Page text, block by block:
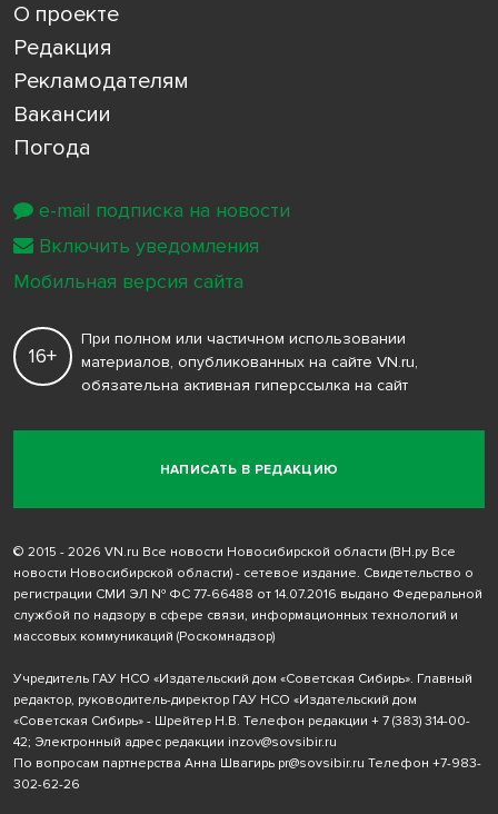
О проекте
Редакция
Рекламодателям
Вакансии
Погода
НАПИСАТЬ В РЕДАКЦИЮ
16+
При полном или частичном использовании
материалов, опубликованных на сайте VN.ru,
обязательна активная гиперссылка на сайт
© 2015 - 2026 VN.ru Все новости Новосибирской области (ВН.ру Все
новости Новосибирской области) - сетевое издание. Свидетельство о
регистрации СМИ ЭЛ № ФС 77-66488 от 14.07.2016 выдано Федеральной
службой по надзору в сфере связи, информационных технологий и
массовых коммуникаций (Роскомнадзор)
Учредитель ГАУ НСО «Издательский дом «Советская Сибирь». Главный
редактор, руководитель-директор ГАУ НСО «Издательский дом
«Советская Сибирь» - Шрейтер Н.В. Телефон редакции + 7 (383) 314-00-
42; Электронный адрес редакции inzov@sovsibir.ru
По вопросам партнерства Анна Швагирь pr@sovsibir.ru Телефон +7-983-
302-62-26
e-mail подписка на новости
Включить уведомления
Мобильная версия сайта